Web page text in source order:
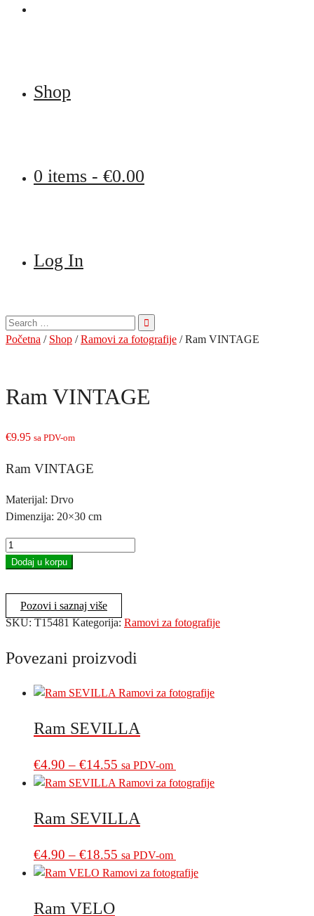
Shop
0 items - €0.00
Log In
Pretraga
za:
Početna / Shop /Ramovi za fotografije / Ram VINTAGE
Ram VINTAGE
€9.95 sa PDV-om
Ram VINTAGE
Materijal: Drvo
Dimenzija: 20×30 cm
Ram
VINTAGE
Dodaj u korpu
Pozovi i saznaj više
SKU: T15481 Kategorija: Ramovi za fotografije
Povezani proizvodi
Ram SEVILLA
€4.90 – €14.55 Price
range:
through
sa PDV-om
Ram SEVILLA
€4.90 – €18.55 Price
range:
sa PDV-om
Ram VELO